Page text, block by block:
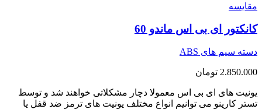
مقايسه
کانکتور ای بی اس ماندو 60
دسته سیم های ABS
2.850.000 تومان
یونیت های ای بی اس معمولا دچار مشکلاتی خواهند شد و توسط
تستر کارینو می توانیم انواع مختلف یونیت های ترمز ضد قفل یا